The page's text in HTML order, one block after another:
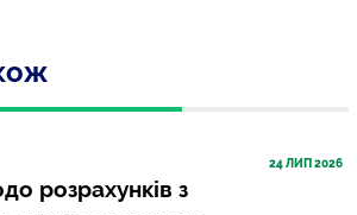
24 ЛИП 2026
розрахунків з